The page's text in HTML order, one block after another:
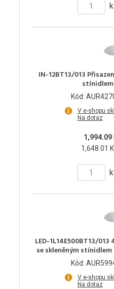
IN-12BT13/013
stínidlem
Kód:
V e-shopu
Na dotaz
1,994.09
1,648.01
LED-1L14E500BT13/
se skleněným stínidlem
Kód:
V e-shopu
Na dotaz